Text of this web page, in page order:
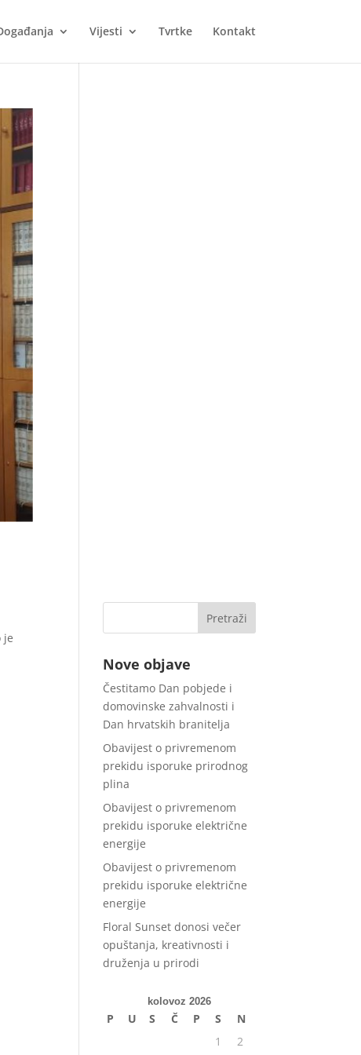
Vijesti Tvrtke Kontakt
je
Nove objave
Čestitamo Dan pobjede i
domovinske zahvalnosti i
Dan hrvatskih branitelja
Obavijest o privremenom
prekidu isporuke prirodnog
plina
Obavijest o privremenom
prekidu isporuke električne
energije
Obavijest o privremenom
prekidu isporuke električne
energije
Floral Sunset donosi večer
opuštanja, kreativnosti i
druženja u prirodi
kolovoz 2026
P U S Č P S
N
1
2